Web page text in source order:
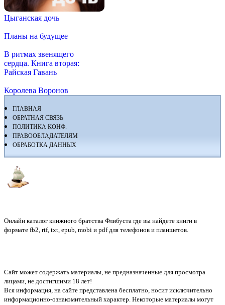
Цыганская дочь
Планы на будущее
В ритмах звенящего
сердца. Книга вторая:
Райская Гавань
Королева Воронов
ГЛАВНАЯ
ОБРАТНАЯ СВЯЗЬ
ПОЛИТИКА КОНФ.
ПРАВООБЛАДАТЕЛЯМ
ОБРАБОТКА ДАННЫХ
Онлайн каталог книжного братства Флибуста где вы найдете книги в
формате fb2, rtf, txt, epub, mobi и pdf для телефонов и планшетов.
Сайт может содержать материалы, не предназначенные для просмотра
лицами, не достигшими 18 лет!
Вся информация, на сайте представлена бесплатно, носит исключительно
информационно-ознакомительный характер. Некоторые материалы могут